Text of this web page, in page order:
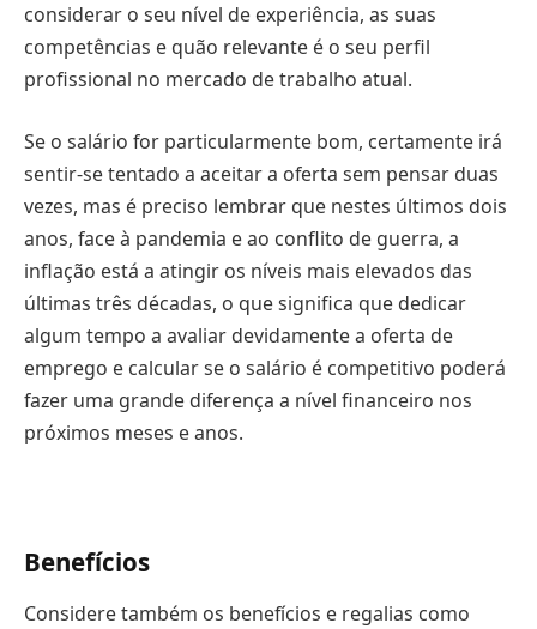
considerar o seu nível de experiência, as suas
competências e quão relevante é o seu perfil
profissional no mercado de trabalho atual.
Se o salário for particularmente bom, certamente irá
sentir-se tentado a aceitar a oferta sem pensar duas
vezes, mas é preciso lembrar que nestes últimos dois
anos, face à pandemia e ao conflito de guerra, a
inflação está a atingir os níveis mais elevados das
últimas três décadas, o que significa que dedicar
algum tempo a avaliar devidamente a oferta de
emprego e calcular se o salário é competitivo poderá
fazer uma grande diferença a nível financeiro nos
próximos meses e anos.
Benefícios
Considere também os benefícios e regalias como